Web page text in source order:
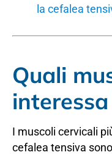
la cefalea
Quali
I muscoli cervicali
cefalea tensiva